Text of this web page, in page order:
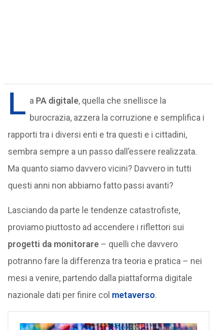
L a PA digitale, quella che snellisce la
burocrazia, azzera la corruzione e semplifica i
rapporti tra i diversi enti e tra questi e i cittadini,
sembra sempre a un passo dall’essere realizzata.
Ma quanto siamo davvero vicini? Davvero in tutti
questi anni non abbiamo fatto passi avanti?
Lasciando da parte le tendenze catastrofiste,
proviamo piuttosto ad accendere i riflettori sui
progetti da monitorare– quelli che davvero
potranno fare la differenza tra teoria e pratica – nei
mesi a venire, partendo dalla piattaforma digitale
nazionale dati per finire col metaverso.